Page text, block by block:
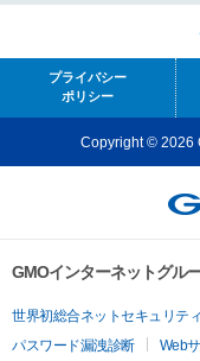
プライバシー
ポリシー
Copyright © 2026
GMOインターネットグル
世界初総合ネットセキュリテ
パスワード漏洩診断
Web